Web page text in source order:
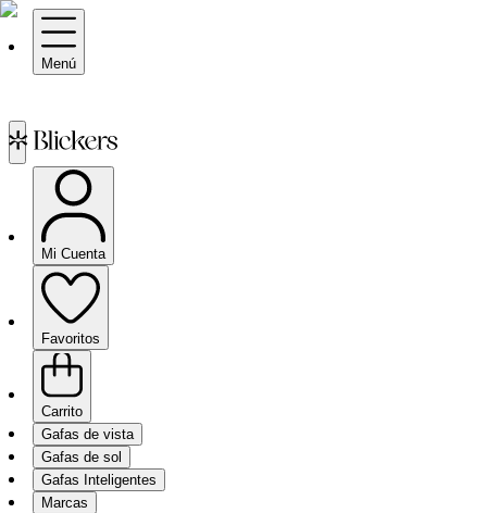
Menú
Mi Cuenta
Favoritos
Carrito
Gafas de vista
Gafas de sol
Gafas Inteligentes
Marcas